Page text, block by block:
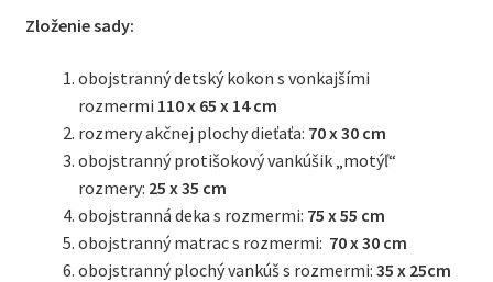
Zloženie sady:
obojstranný detský kokon s vonkajšími
rozmermi 110 x 65 x 14 cm
rozmery akčnej plochy dieťaťa: 70 x 30 cm
obojstranný protišokový vankúšik „motýľ“
rozmery: 25 x 35 cm
obojstranná deka s rozmermi: 75 x 55 cm
obojstranný matrac s rozmermi: 70 x 30 cm
obojstranný plochý vankúš s rozmermi: 35 x 25cm